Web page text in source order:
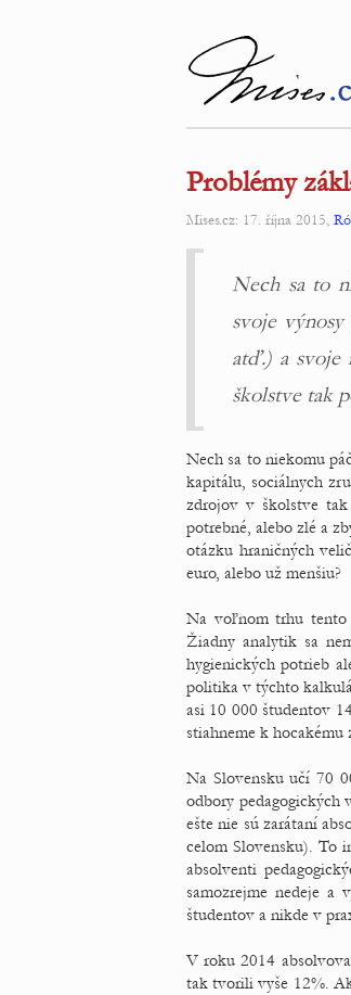
Problémy
Mises.cz: 17. října 2015,
Nech sa to
svoje
atď.) a svoje
školstve tak
Nech sa to niekomu
kapitálu, sociálnych
zdrojov v školstve tak
potrebné, alebo zlé a
otázku hraničných
euro, alebo už menšiu?
Na voľnom trhu tento
Žiadny analytik sa
hygienických potrieb
politika v týchto
asi 10 000 študentov
stiahneme k hocakému
Na Slovensku učí 70
odbory
ešte nie sú zarátaní
celom Slovensku). To
absolventi
samozrejme nedeje a
študentov a nikde v
V roku 2014
tak tvorili vyše 12%.